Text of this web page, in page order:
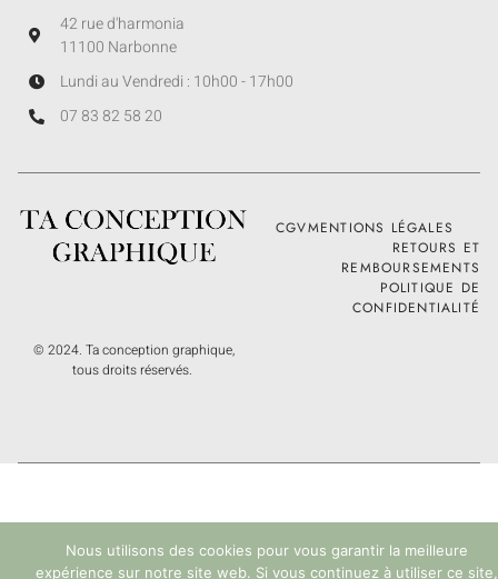
42 rue d'harmonia
11100 Narbonne
Lundi au Vendredi : 10h00 - 17h00
07 83 82 58 20
CGVMENTIONS LÉGALES
RETOURS ET
REMBOURSEMENTS
POLITIQUE DE
CONFIDENTIALITÉ
© 2024. Ta conception graphique,
tous droits réservés.
Nous utilisons des cookies pour vous garantir la meilleure
expérience sur notre site web. Si vous continuez à utiliser ce site,